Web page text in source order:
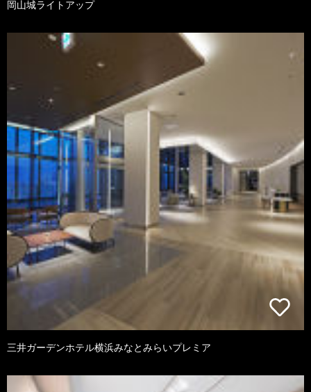
岡山城ライトアップ
三井ガーデンホテル横浜みなとみらいプレミア